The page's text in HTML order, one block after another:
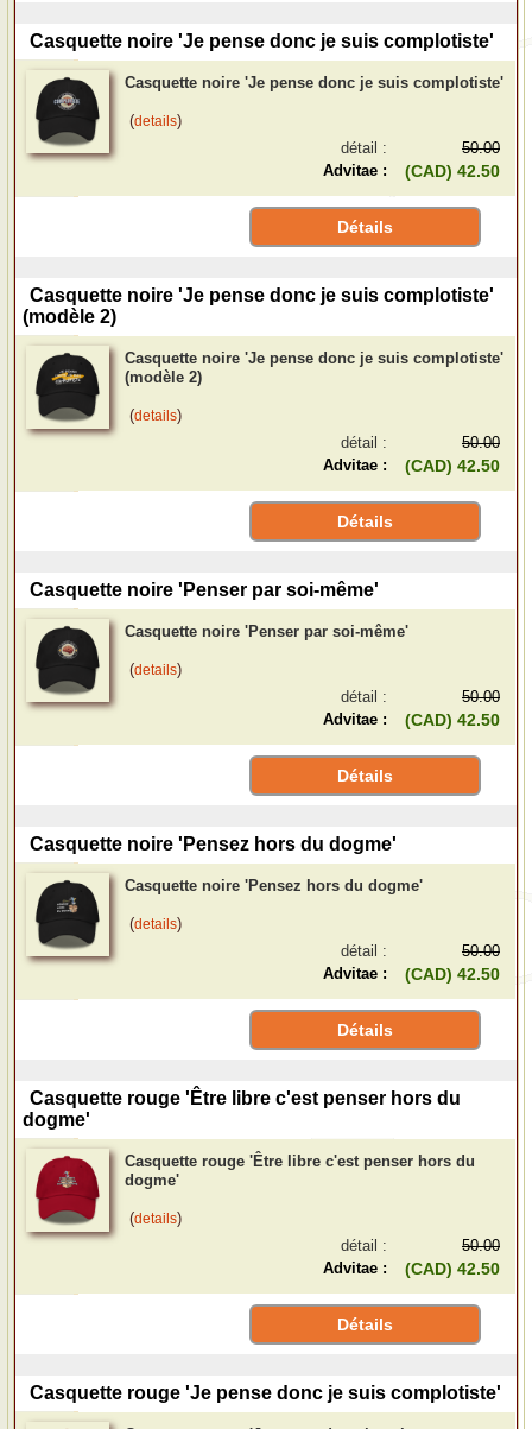
Casquette noire 'Je pense donc je suis complotiste'
Casquette noire 'Je pense donc je suis complotiste'
(details)
détail :
50.00
Advitae :
(CAD) 42.50
Détails
Casquette noire 'Je pense donc je suis complotiste'
(modèle 2)
Casquette noire 'Je pense donc je suis complotiste'
(modèle 2)
(details)
détail :
50.00
Advitae :
(CAD) 42.50
Détails
Casquette noire 'Penser par soi-même'
Casquette noire 'Penser par soi-même'
(details)
détail :
50.00
Advitae :
(CAD) 42.50
Détails
Casquette noire 'Pensez hors du dogme'
Casquette noire 'Pensez hors du dogme'
(details)
détail :
50.00
Advitae :
(CAD) 42.50
Détails
Casquette rouge 'Être libre c'est penser hors du
dogme'
Casquette rouge 'Être libre c'est penser hors du
dogme'
(details)
détail :
50.00
Advitae :
(CAD) 42.50
Détails
Casquette rouge 'Je pense donc je suis complotiste'